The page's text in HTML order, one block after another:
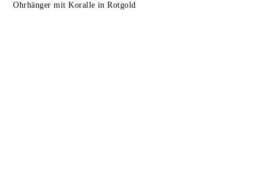
Ohrhänger mit Koralle in Rotgold